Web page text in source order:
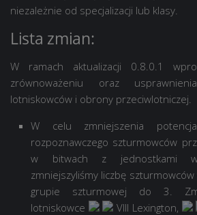
niezależnie od specjalizacji lub klasy.
Lista zmian:
W ramach aktualizacji 0.8.0.1
zrównoważeniu oraz
lotniskowców i obrony przeciwlotniczej.
W celu zmniejszenia
rozpoznawczego szturmowców
w bitwach z jednostkami
zmniejszyliśmy liczbę
grupie szturmowej do 3.
lotniskowce
VIII Lexington,